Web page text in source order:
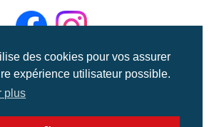
des cookies pour vos assurer
expérience utilisateur possible.
plus
marque déposée 2024
| aerialcollection.fr banque d'images
documentaires video et cinéma |